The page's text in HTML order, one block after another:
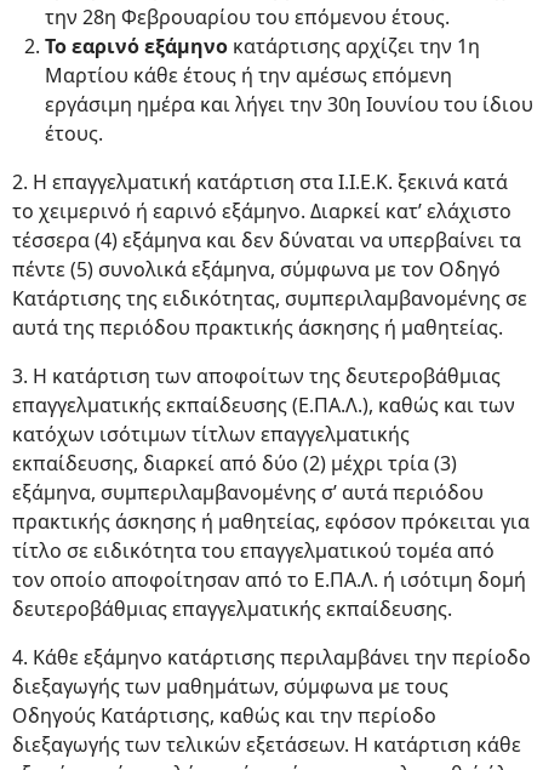
την 28η Φεβρουαρίου του επόμενου έτους.
Το εαρινό εξάμηνο κατάρτισης αρχίζει την 1η
Μαρτίου κάθε έτους ή την αμέσως επόμενη
εργάσιμη ημέρα και λήγει την 30η Ιουνίου του ίδιου
έτους.
2. Η επαγγελματική κατάρτιση στα Ι.Ι.Ε.Κ. ξεκινά κατά
το χειμερινό ή εαρινό εξάμηνο. Διαρκεί κατ’ ελάχιστο
τέσσερα (4) εξάμηνα και δεν δύναται να υπερβαίνει τα
πέντε (5) συνολικά εξάμηνα, σύμφωνα με τον Οδηγό
Κατάρτισης της ειδικότητας, συμπεριλαμβανομένης σε
αυτά της περιόδου πρακτικής άσκησης ή μαθητείας.
3. Η κατάρτιση των αποφοίτων της δευτεροβάθμιας
επαγγελματικής εκπαίδευσης (Ε.ΠΑ.Λ.), καθώς και των
κατόχων ισότιμων τίτλων επαγγελματικής
εκπαίδευσης, διαρκεί από δύο (2) μέχρι τρία (3)
εξάμηνα, συμπεριλαμβανομένης σ’ αυτά περιόδου
πρακτικής άσκησης ή μαθητείας, εφόσον πρόκειται για
τίτλο σε ειδικότητα του επαγγελματικού τομέα από
τον οποίο αποφοίτησαν από το Ε.ΠΑ.Λ. ή ισότιμη δομή
δευτεροβάθμιας επαγγελματικής εκπαίδευσης.
4. Κάθε εξάμηνο κατάρτισης περιλαμβάνει την περίοδο
διεξαγωγής των μαθημάτων, σύμφωνα με τους
Οδηγούς Κατάρτισης, καθώς και την περίοδο
διεξαγωγής των τελικών εξετάσεων. Η κατάρτιση κάθε